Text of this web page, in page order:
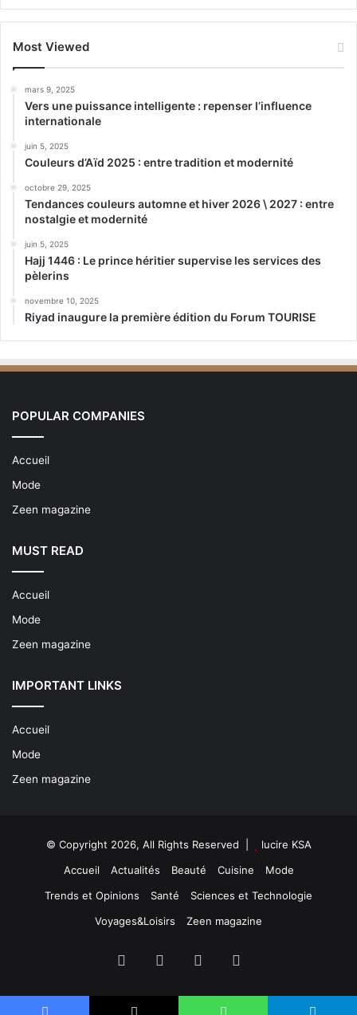
Most Viewed
mars 9, 2025
Vers une puissance intelligente : repenser l’influence
internationale
juin 5, 2025
Couleurs d’Aïd 2025 : entre tradition et modernité
octobre 29, 2025
Tendances couleurs automne et hiver 2026 \ 2027 : entre
nostalgie et modernité
juin 5, 2025
Hajj 1446 : Le prince héritier supervise les services des
pèlerins
novembre 10, 2025
Riyad inaugure la première édition du Forum TOURISE
POPULAR COMPANIES
Accueil
Mode
Zeen magazine
MUST READ
Accueil
Mode
Zeen magazine
IMPORTANT LINKS
Accueil
Mode
Zeen magazine
© Copyright 2026, All Rights Reserved |
lucire KSA
Accueil
Actualités Beauté Cuisine
Mode
Trends et Opinions
Santé
Sciences et Technologie
Voyages&Loisirs
Zeen magazine
Facebook YouTube